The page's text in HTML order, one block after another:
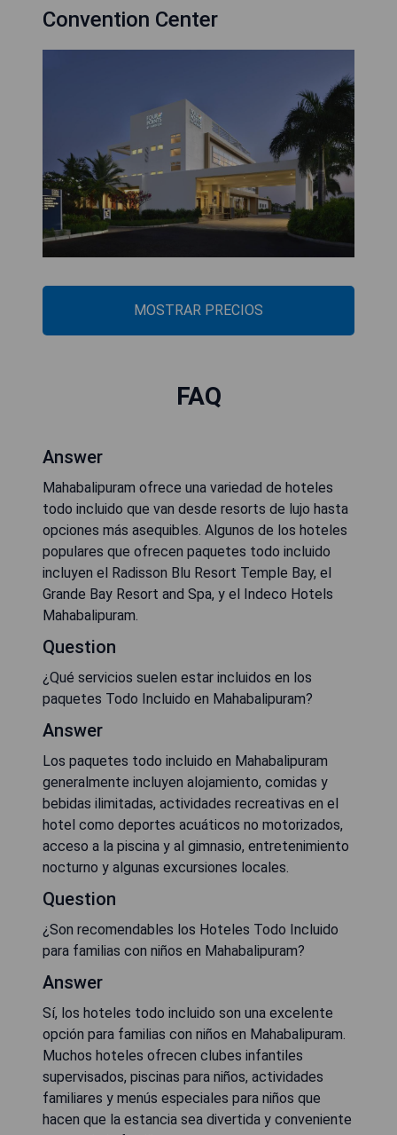
Convention Center
MOSTRAR PRECIOS
FAQ
Answer
Mahabalipuram ofrece una variedad de hoteles
todo incluido que van desde resorts de lujo hasta
opciones más asequibles. Algunos de los hoteles
populares que ofrecen paquetes todo incluido
incluyen el Radisson Blu Resort Temple Bay, el
Grande Bay Resort and Spa, y el Indeco Hotels
Mahabalipuram.
Question
¿Qué servicios suelen estar incluidos en los
paquetes Todo Incluido en Mahabalipuram?
Answer
Los paquetes todo incluido en Mahabalipuram
generalmente incluyen alojamiento, comidas y
bebidas ilimitadas, actividades recreativas en el
hotel como deportes acuáticos no motorizados,
acceso a la piscina y al gimnasio, entretenimiento
nocturno y algunas excursiones locales.
Question
¿Son recomendables los Hoteles Todo Incluido
para familias con niños en Mahabalipuram?
Answer
Sí, los hoteles todo incluido son una excelente
opción para familias con niños en Mahabalipuram.
Muchos hoteles ofrecen clubes infantiles
supervisados, piscinas para niños, actividades
familiares y menús especiales para niños que
hacen que la estancia sea divertida y conveniente